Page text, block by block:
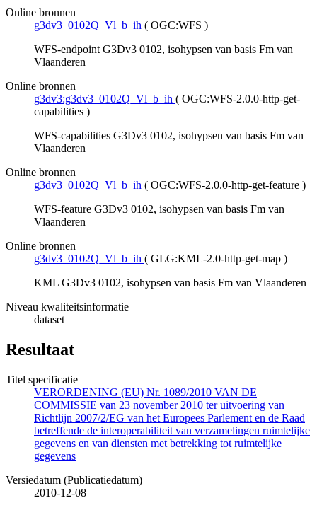
Online bronnen
g3dv3_0102Q_Vl_b_ih ( OGC:WFS )
WFS-endpoint G3Dv3 0102, isohypsen van basis Fm van
Vlaanderen
Online bronnen
g3dv3:g3dv3_0102Q_Vl_b_ih ( OGC:WFS-2.0.0-http-get-
capabilities )
WFS-capabilities G3Dv3 0102, isohypsen van basis Fm van
Vlaanderen
Online bronnen
g3dv3_0102Q_Vl_b_ih ( OGC:WFS-2.0.0-http-get-feature )
WFS-feature G3Dv3 0102, isohypsen van basis Fm van
Vlaanderen
Online bronnen
g3dv3_0102Q_Vl_b_ih ( GLG:KML-2.0-http-get-map )
KML G3Dv3 0102, isohypsen van basis Fm van Vlaanderen
Niveau kwaliteitsinformatie
dataset
Resultaat
Titel specificatie
VERORDENING (EU) Nr. 1089/2010 VAN DE
COMMISSIE van 23 november 2010 ter uitvoering van
Richtlijn 2007/2/EG van het Europees Parlement en de Raad
betreffende de interoperabiliteit van verzamelingen ruimtelijke
gegevens en van diensten met betrekking tot ruimtelijke
gegevens
Versiedatum (Publicatiedatum)
2010-12-08